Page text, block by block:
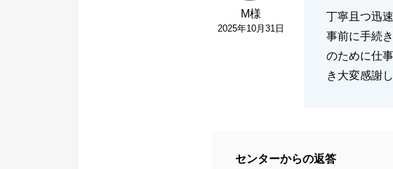
M様
2025年10月31日
丁寧且つ迅
事前に手続
のために仕
き大変感謝
センターからの返答